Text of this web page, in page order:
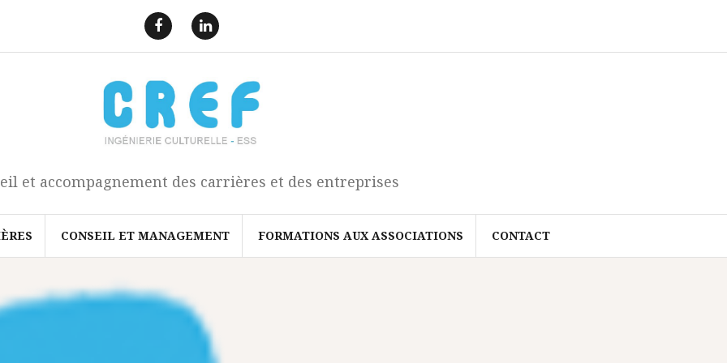
a
c
b
o
k
i
k
e
d
I
n
et accompagnement des carrières et des entreprises
CONSEIL ET MANAGEMENT FORMATIONS AUX ASSOCIATIONS CONTACT